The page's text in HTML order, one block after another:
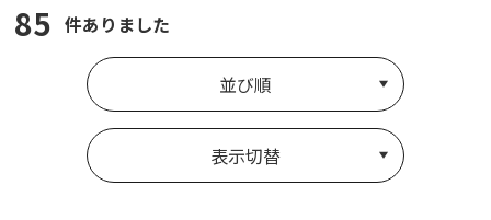
85 件ありました
並び順
表示切替